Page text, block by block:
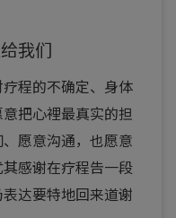
我们
程的不确定、身体
把心裡最真实的担
愿意沟通，也愿意
感谢在疗程告一段
达要特地回来道谢